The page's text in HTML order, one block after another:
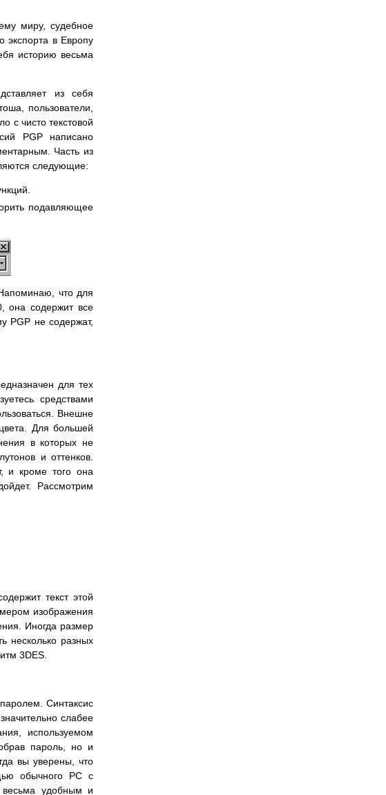
миру, судебное
экспорта в Европу
историю весьма
из себя
пользователи,
с чисто текстовой
PGP написано
Часть из
следующие:
подавляющее
что для
она содержит все
PGP не содержат,
для тех
средствами
Внешне
Для большей
в которых не
и оттенков.
и кроме того она
Pассмотрим
текст этой
изображения
Иногда размер
несколько разных
3DES.
Синтаксис
слабее
используемом
пароль, но и
вы уверены, что
обычного PC с
весьма удобным и